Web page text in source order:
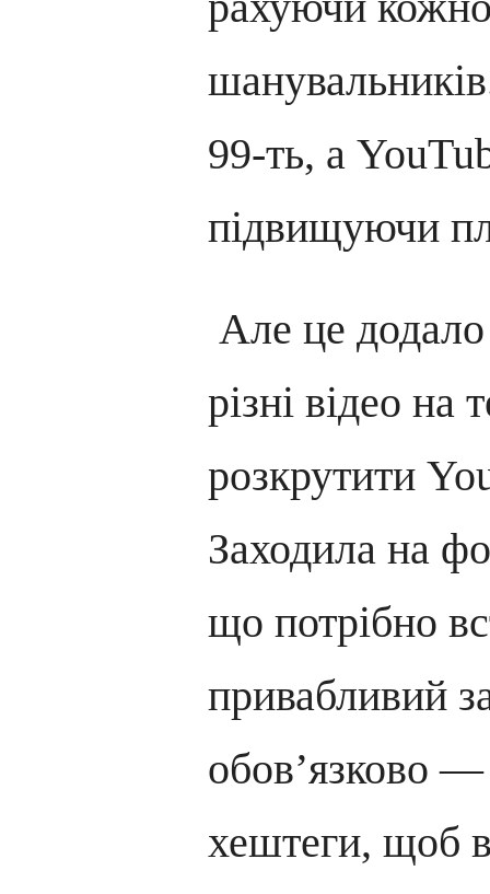
99-ть, а
підвищуючи
Але це
різні відео на
розкрутити
Заходила на
що потрібно
привабливий
обов’язково
хештеги, щоб